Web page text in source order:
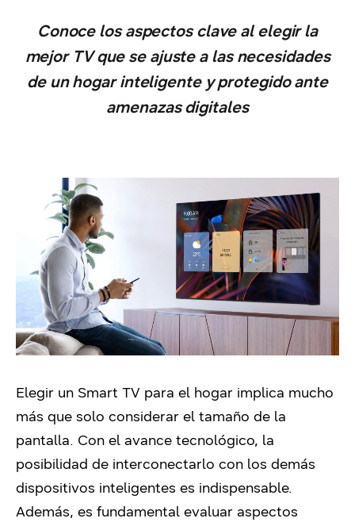
Conoce los aspectos clave al elegir la
mejor TV que se ajuste a las necesidades
de un hogar inteligente y protegido ante
amenazas digitales
Elegir un Smart TV para el hogar implica mucho
más que solo considerar el tamaño de la
pantalla. Con el avance tecnológico, la
posibilidad de interconectarlo con los demás
dispositivos inteligentes es indispensable.
Además, es fundamental evaluar aspectos